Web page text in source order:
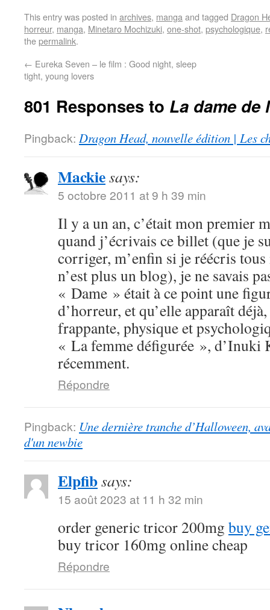
This entry was posted in archives, manga and tagged Dragon
horreur, manga, Minetaro Mochizuki, one-shot, psychologique,
thepermalink.
← Eureka Seven – le film : Good night, sleep
tight, young lovers
801 Responses to La dame de
Pingback: Dragon Head, nouvelle édition | Les
Mackiesays:
5 octobre 2011 at 9 h 39 min
Il y a un an, c’était mon premier
quand j’écrivais ce billet (que je
corriger, m’enfin si je réécris
n’est plus un blog), je ne savais
« Dame » était à ce point une
d’horreur, et qu’elle apparaît
frappante, physique et
« La femme défigurée », d’Inuki
récemment.
Répondre
Pingback: Une dernière tranche d’Halloween,
d'un newbie
Elpfibsays:
15 août 2023 at 11 h 32 min
order generic tricor 200mg buy
buy tricor 160mg online cheap
Répondre